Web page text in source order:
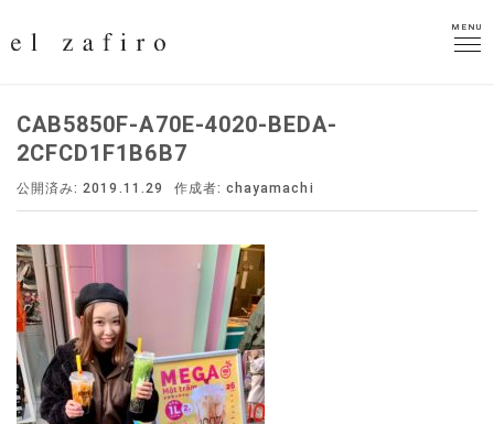
MENU
MENU
CAB5850F-A70E-4020-BEDA-
2CFCD1F1B6B7
公開済み: 2019.11.29 作成者:chayamachi